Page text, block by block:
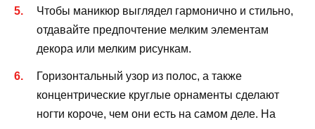
Чтобы маникюр выглядел гармонично и стильно,
отдавайте предпочтение мелким элементам
декора или мелким рисункам.
Горизонтальный узор из полос, а также
концентрические круглые орнаменты сделают
ногти короче, чем они есть на самом деле. На